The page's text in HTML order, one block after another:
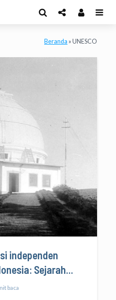
Beranda » UNESCO
independen
Sejarah...
baca